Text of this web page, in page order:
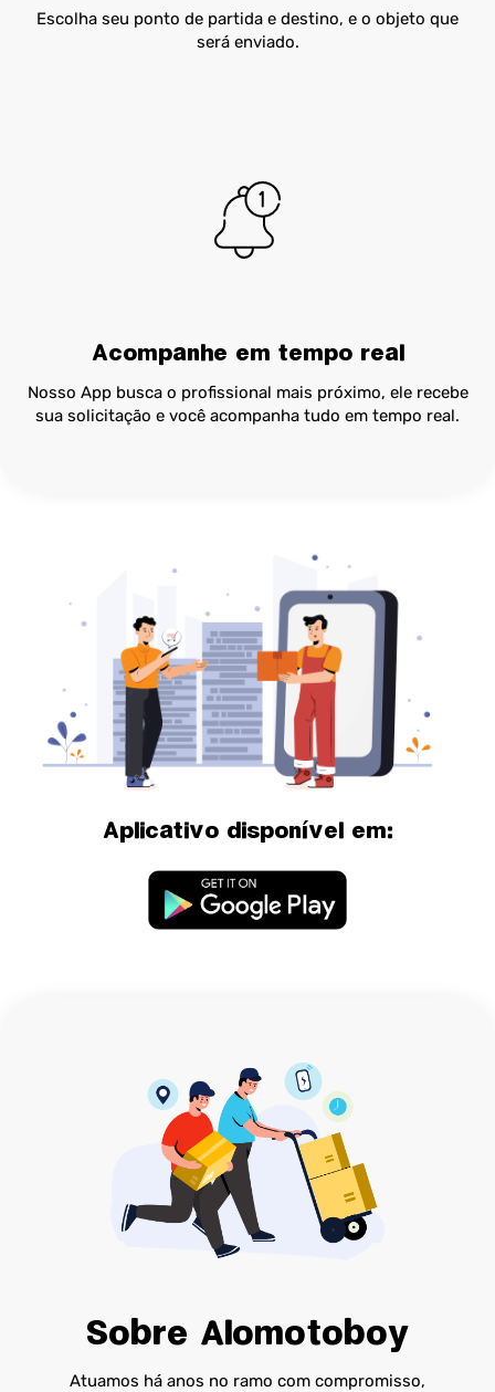
Escolha seu ponto de partida e destino, e o objeto que
será enviado.
Acompanhe em tempo real
Nosso App busca o profissional mais próximo, ele recebe
sua solicitação e você acompanha tudo em tempo real.
Aplicativo disponível em:
Sobre Alomotoboy
Atuamos há anos no ramo com compromisso,